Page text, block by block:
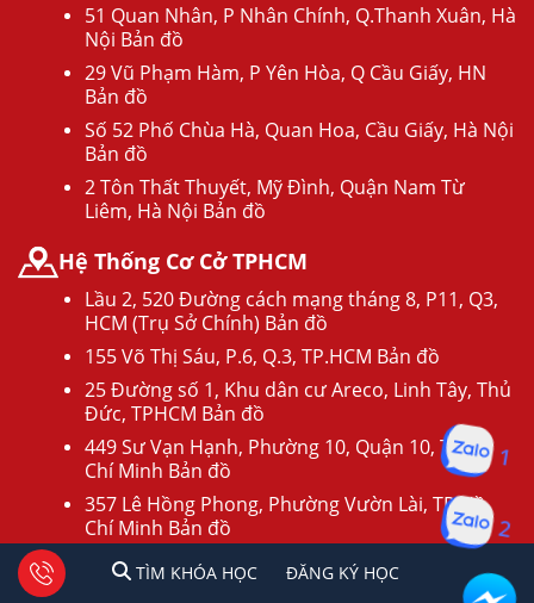
51 Quan Nhân, P Nhân Chính, Q.Thanh Xuân, Hà
Nội Bản đồ
29 Vũ Phạm Hàm, P Yên Hòa, Q Cầu Giấy, HN
Bản đồ
Số 52 Phố Chùa Hà, Quan Hoa, Cầu Giấy, Hà Nội
Bản đồ
2 Tôn Thất Thuyết, Mỹ Đình, Quận Nam Từ
Liêm, Hà Nội Bản đồ
Hệ Thống Cơ Cở TPHCM
Lầu 2, 520 Đường cách mạng tháng 8, P11, Q3,
HCM (Trụ Sở Chính) Bản đồ
155 Võ Thị Sáu, P.6, Q.3, TP.HCM Bản đồ
25 Đường số 1, Khu dân cư Areco, Linh Tây, Thủ
Đức, TPHCM Bản đồ
449 Sư Vạn Hạnh, Phường 10, Quận 10, TP Hồ
Chí Minh Bản đồ
357 Lê Hồng Phong, Phường Vườn Lài, TP Hồ
Chí Minh Bản đồ
Số 9 Tô Hiến Thành, Phường 13, Quận 10, TP Hồ
Chí Minh Bản đồ
TÌM KHÓA HỌC ĐĂNG KÍ HỌC
1 2 Tư vấn facebook
TÌM KHÓA HỌC ĐĂNG KÝ HỌC
1
2